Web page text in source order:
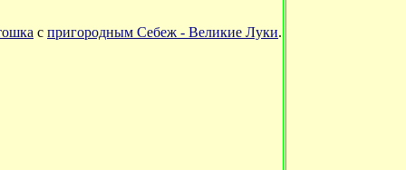
с пригородным Себеж - Великие Луки.